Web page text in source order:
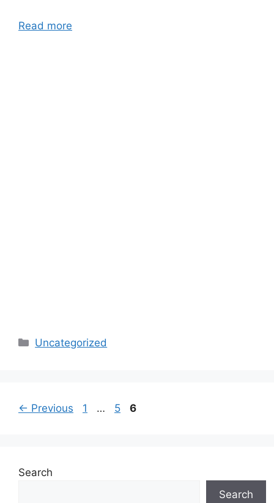
Read more
Categories
Uncategorized
← Previous Page
1 … Page
5 Page
6
Search
Search